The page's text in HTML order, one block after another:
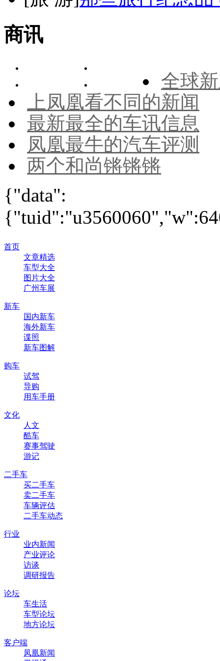
商讯
全球
上凤凰看不同的新闻
最新最全的车讯信息
凤凰最牛的汽车评测
两个和尚锵锵锵
{"data":
首页
文章精选
车型大全
图片大全
广州车展
新车
国内新车
海外新车
谍照
新车图解
购车
试驾
导购
用车手册
文化
人文
酷车
赛事驾驶
游记
二手车
买二手车
卖二手车
车辆评估
二手车动态
行业
业内新闻
产业评论
访谈
调研报告
论坛
车生活
车型论坛
地方论坛
客户端
凤凰新闻